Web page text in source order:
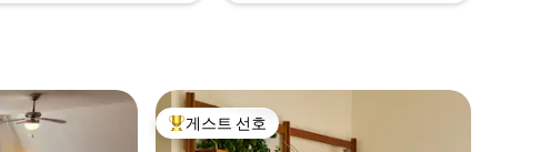
상위 게스트 선호
게스트 선호